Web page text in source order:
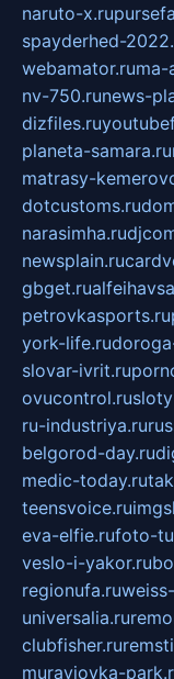
naruto-x.ru
spayderhed-
webamator.ruma-
nv-750.runews-
dizfiles.ru
planeta-samara.ru
matrasy-
dotcustoms.ru
narasimha.ru
newsplain.ru
gbget.ru
petrovkasports.ru
york-life.ru
slovar-ivrit.ru
ovucontrol.ru
ru-industriya.ru
belgorod-day.ru
medic-today.ru
teensvoice.ru
eva-elfie.rufoto-
veslo-i-yakor.ru
regionufa.ru
universalia.ru
clubfisher.ru
muraviovka-